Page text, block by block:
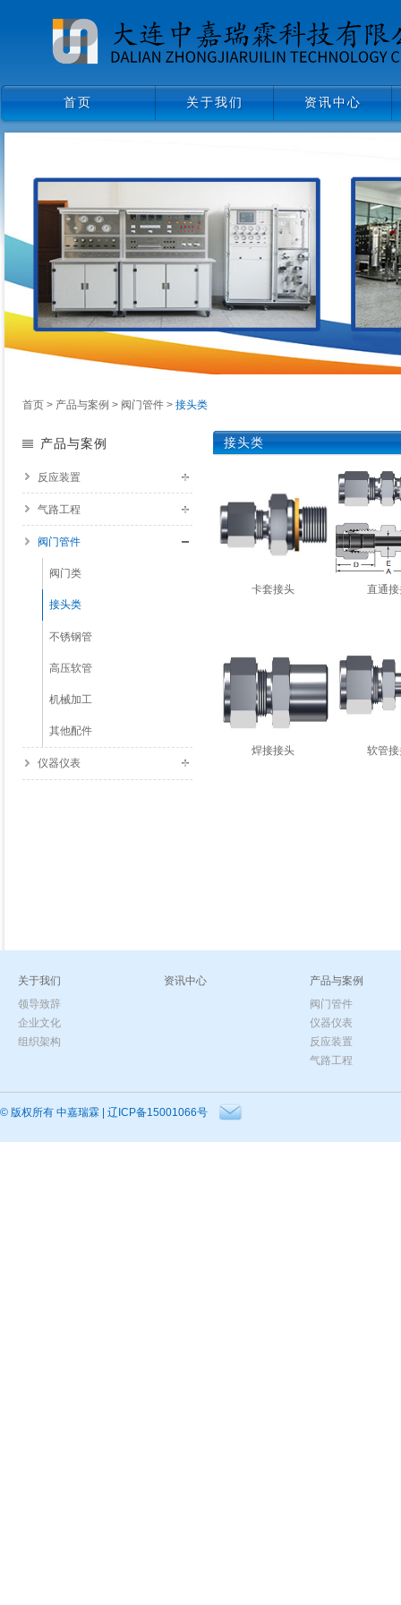
首页 关于我们 资讯中心
企业文化
组织架构
首页 > 产品与案例 > 阀门管件 > 接头类
产品与案例
反应装置
气路工程
阀门管件
阀门类
接头类
不锈钢管
高压软管
机械加工
其他配件
仪器仪表
接头类
卡套接头 直通
焊接接头 软管
关于我们
领导致辞
企业文化
组织架构
资讯中心
产品与案例
阀门管件
仪器仪表
反应装置
气路工程
© 版权所有 中嘉瑞霖 | 辽ICP备15001066号